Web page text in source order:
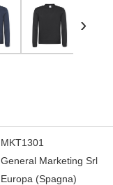
›
MKT1301
General Marketing Srl
Europa (Spagna)